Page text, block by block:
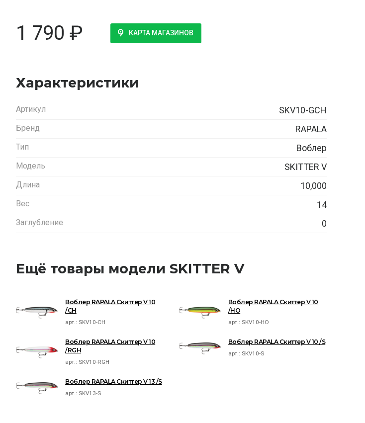
1 790 ₽ КАРТА МАГАЗИНОВ
Характеристики
Артикул SKV10-GCH
Бренд RAPALA
Тип Воблер
Модель SKITTER V
Длина 10,000
Вес 14
Заглубление 0
Ещё товары модели SKITTER V
Воблер RAPALA Скиттер V 10
/CH
арт.: SKV10-CH
Воблер RAPALA Скиттер V 10
/HO
арт.: SKV10-HO
Воблер RAPALA Скиттер V 10
/RGH
арт.: SKV10-RGH
Воблер RAPALA Скиттер V 10 /S
арт.: SKV10-S
Воблер RAPALA Скиттер V 13 /S
арт.: SKV13-S